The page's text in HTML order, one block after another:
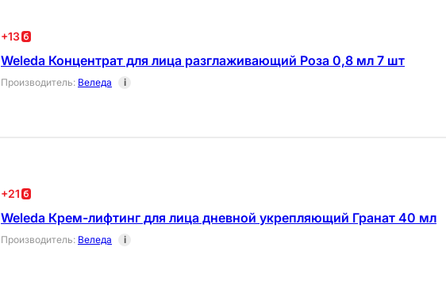
+13
Weleda Концентрат для лица разглаживающий Роза 0,8 мл 7 шт
Производитель: Веледа i
+21
Weleda Крем-лифтинг для лица дневной укрепляющий Гранат 40 мл
Производитель: Веледа i